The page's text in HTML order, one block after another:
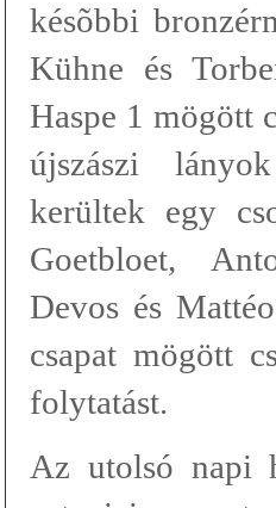
késõbbi
Kühne és
Haspe 1 mögött
újszászi
kerültek egy
Goetbloet,
Devos és
csapat mögött
folytatást.
Az utolsó napi